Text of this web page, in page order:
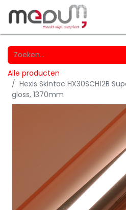
Alle producten
Hexis Skintac HX30SCH12B
gloss, 1370mm